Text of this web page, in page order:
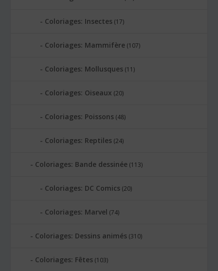
Coloriages: Insectes (17)
Coloriages: Mammifère (107)
Coloriages: Mollusques (11)
Coloriages: Oiseaux (20)
Coloriages: Poissons (48)
Coloriages: Reptiles (24)
Coloriages: Bande dessinée (113)
Coloriages: DC Comics (20)
Coloriages: Marvel (74)
Coloriages: Dessins animés (310)
Coloriages: Fêtes (103)